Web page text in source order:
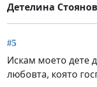
Детелина
#5
Искам моето дете
любовта, която